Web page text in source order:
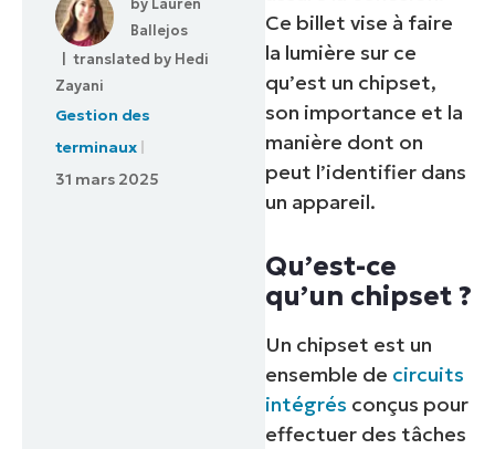
Ballejos
| translated by Hedi
Zayani
Gestion des
terminaux
31 mars 2025
Ce billet vise à faire
la lumière sur ce
qu’est un chipset,
son importance et la
manière dont on
peut l’identifier dans
un appareil.
Qu’est-ce
qu’un chipset ?
Un chipset est un
ensemble de circuits
intégrés conçus pour
effectuer des tâches